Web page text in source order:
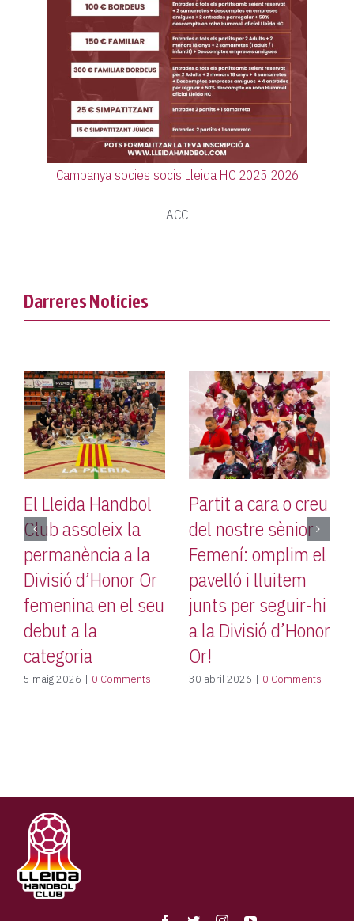
Campanya socies socis Lleida HC 2025 2026
ACC
Darreres Notícies
Lleida Handbol
assoleix la
a la
d’Honor Or
en el seu
a la
maig 2026 | 0 Comments
Partit a cara o creu
del nostre sènior
Femení: omplim el
pavelló i lluitem
junts per seguir-hi
a la Divisió d’Honor
30 abril 2026 | 0 Comments